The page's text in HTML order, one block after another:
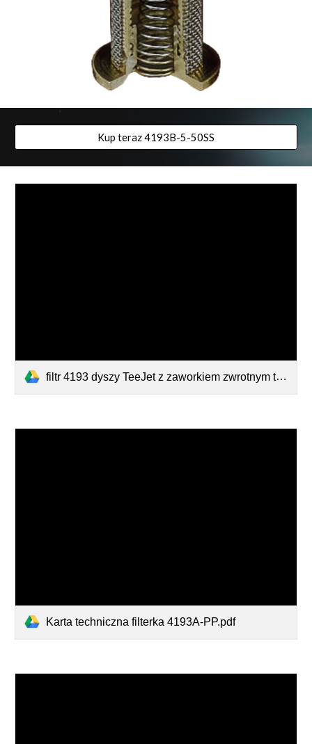
Kup teraz 4193B-5-50SS
filtr 4193 dyszy TeeJet z zaworkiem zwrotnym typ 4193B.pdf
Karta techniczna filterka 4193A-PP.pdf